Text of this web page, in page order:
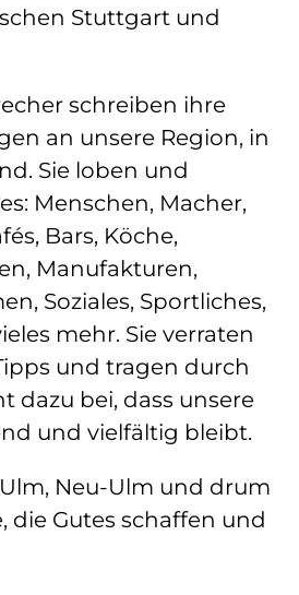
Stuttgart und
schreiben ihre
an unsere Region, in
Sie loben und
Menschen, Macher,
Bars, Köche,
Manufakturen,
Soziales, Sportliches,
mehr. Sie verraten
und tragen durch
dazu bei, dass unsere
und vielfältig bleibt.
Ulm, Neu-Ulm und drum
die Gutes schaffen und